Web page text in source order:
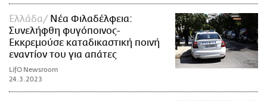
Ελλάδα
Νέα Φιλαδέλφεια:
Συνελήφθη φυγόποινος-
Εκκρεμούσε καταδικαστική ποινή
εναντίον του για απάτες
LifO Newsroom
24.3.2023